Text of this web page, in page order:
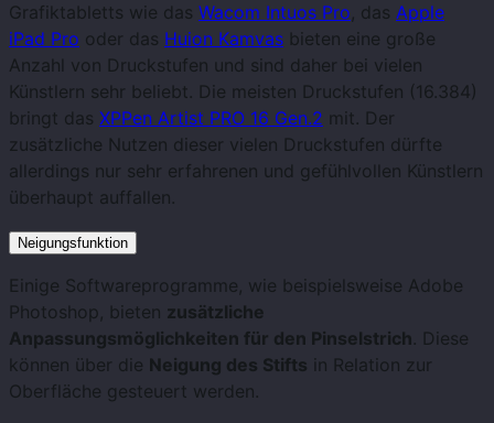
Grafiktabletts wie das Wacom Intuos Pro, das Apple
iPad Pro oder das Huion Kamvas bieten eine große
Anzahl von Druckstufen und sind daher bei vielen
Künstlern sehr beliebt. Die meisten Druckstufen (16.384)
bringt das XPPen Artist PRO 16 Gen.2 mit. Der
zusätzliche Nutzen dieser vielen Druckstufen dürfte
allerdings nur sehr erfahrenen und gefühlvollen Künstlern
überhaupt auffallen.
Neigungsfunktion
Einige Softwareprogramme, wie beispielsweise Adobe
Photoshop, bieten zusätzliche
Anpassungsmöglichkeiten für den Pinselstrich. Diese
können über die Neigung des Stifts in Relation zur
Oberfläche gesteuert werden.